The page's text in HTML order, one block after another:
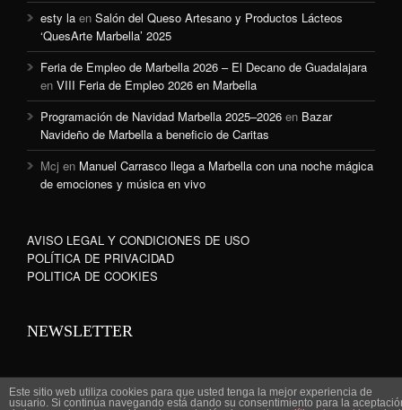
esty la en Salón del Queso Artesano y Productos Lácteos
‘QuesArte Marbella’ 2025
Feria de Empleo de Marbella 2026 – El Decano de Guadalajara
en VIII Feria de Empleo 2026 en Marbella
Programación de Navidad Marbella 2025–2026 en Bazar
Navideño de Marbella a beneficio de Caritas
Mcj en Manuel Carrasco llega a Marbella con una noche mágica
de emociones y música en vivo
AVISO LEGAL Y CONDICIONES DE USO
POLÍTICA DE PRIVACIDAD
POLITICA DE COOKIES
NEWSLETTER
Este sitio web utiliza cookies para que usted tenga la mejor experiencia de
usuario. Si continúa navegando está dando su consentimiento para la